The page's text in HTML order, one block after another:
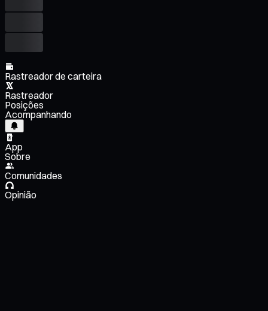
Rastreador de carteira
Rastreador
Posições
Acompanhando
App
Sobre
Comunidades
Opinião